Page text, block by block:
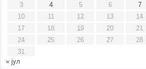
3
4 5 6 7
10
11 12 13 14
17
18 19 20 21
24
25 26 27 28
31
« јул